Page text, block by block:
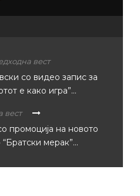
вест
со видео запис за
е како игра”…
вест
промоција на новото
мерак”…